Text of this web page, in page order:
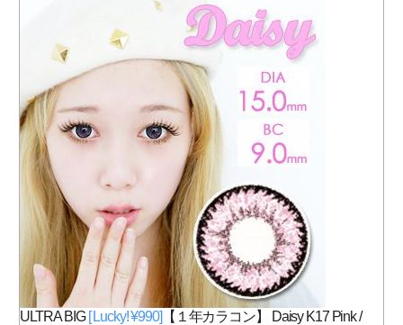
ULTRA BIG[ Lucky! ¥990] 【１年カラコン】 Daisy K17 Pink /